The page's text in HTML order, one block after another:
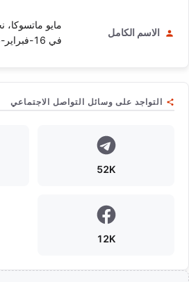
الاسم الكامل
مايو ماتسوكا،
في 16-فبراير-1995)
التواجد على وسائل التواصل الاجتماعي
52K
12K